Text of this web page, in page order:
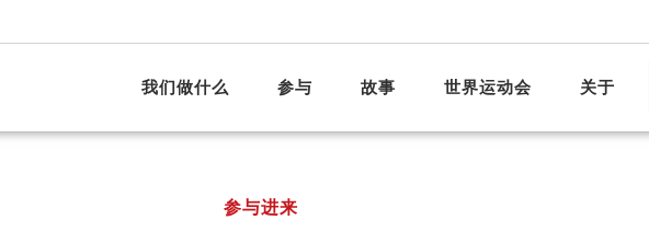
我们做什么 参与 故事 世界运动会 关于
参与进来